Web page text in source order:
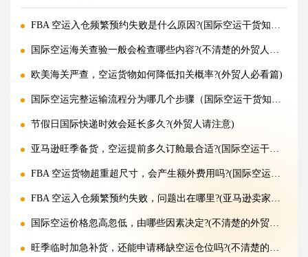
FBA 空运入仓频繁预约失败是什么原因?(国际空运干货知识分享)
国际空运海关查验一般会检查哪些内容?(不清楚的外贸人看过来)
欧美海关严查，空运货物如何降低扣关概率?(外贸人必看篇)
国际空运完整运输流程分为哪几个步骤（国际空运干货知识分享）
节假日国际快递时效会延长多久?(外贸人请注意)
亚马逊旺季备货，空运提前多久订舱最合适?(国际空运干货知识分享)
FBA 空运货物超重超尺寸，会产生额外费用吗?(国际空运干货知识分享)
FBA 空运入仓频繁预约失败，问题出在哪里?(亚马逊卖家请注意)
国际空运价格忽高忽低，由哪些因素决定?(不清楚的外贸人看过来)
旺季临时加急补货，还能申请稀缺空运仓位吗?(不清楚的外贸人看过来)